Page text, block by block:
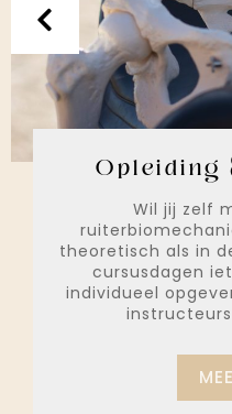
Opleiding
Wil jij zelf
theoretisch als in
cursusdagen
individueel